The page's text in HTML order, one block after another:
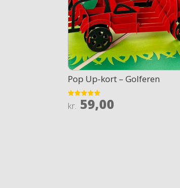
Pop Up-kort – Golferen
Rated
5
kr. 59,00